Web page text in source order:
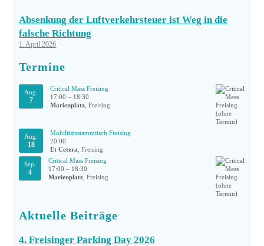
Absenkung der Luftverkehrsteuer ist Weg in die
falsche Richtung
1. April 2026
Termine
Aug.
7
Critical Mass Freising
17:00 – 18:30
Marienplatz , Freising
Aug.
18
Mobilitätsstammtisch Freising
20:00
Et Cetera , Freising
Sep.
4
Critical Mass Freising
17:00 – 18:30
Marienplatz , Freising
Aktuelle Beiträge
4. Freisinger Parking Day 2026